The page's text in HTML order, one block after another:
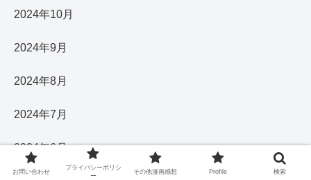
2024年10月
2024年9月
2024年8月
2024年7月
2024年6月
お問い合わせ
プライバシーポリシ
ー
その他漫画感想 Profile 検索